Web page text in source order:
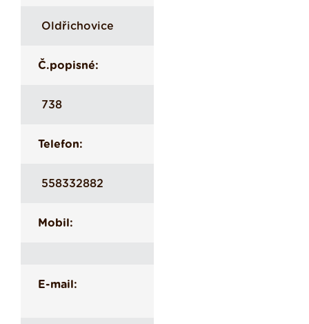
Oldřichovice
Č.popisné:
738
Telefon:
558332882
Mobil:
E-mail: